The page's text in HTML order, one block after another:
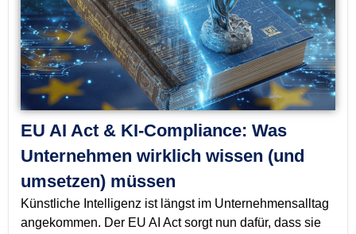
EU AI Act & KI-Compliance: Was
Unternehmen wirklich wissen (und
umsetzen) müssen
Künstliche Intelligenz ist längst im Unternehmensalltag
angekommen. Der EU AI Act sorgt nun dafür, dass sie